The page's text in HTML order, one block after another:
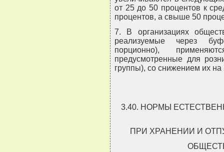
от 25 до 50 процентов к
процентов, а свыше 50
7. В организациях
реализуемые через
порционно),
предусмотренные для
группы), со снижением их на
3.40. НОРМЫ
ПРИ ХРАНЕНИИ И